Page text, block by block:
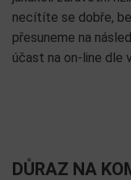
necítíte se dobře,
přesuneme na
účast na on-line dle
DŮRAZ NA